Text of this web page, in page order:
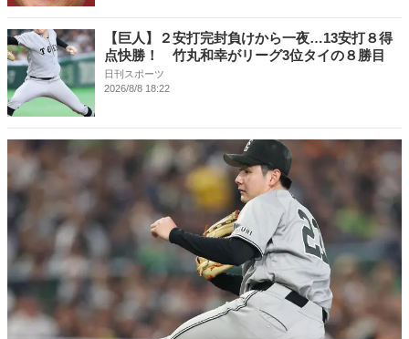
【巨人】２安打完封負けから一夜…13安打８得
点快勝！ 竹丸和幸がリーグ3位タイの８勝目
日刊スポーツ
2026/8/8 18:22